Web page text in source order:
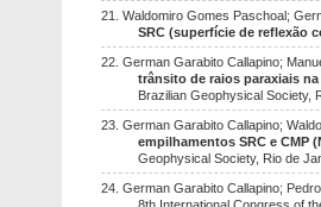
21. Waldomiro Gomes Paschoal;
SRC (superfície de reflexão
22. German Garabito Callapino;
trânsito de raios paraxiais
Brazilian Geophysical Society,
23. German Garabito Callapino;
empilhamentos SRC e CMP
Geophysical Society, Rio de
24. German Garabito Callapino;